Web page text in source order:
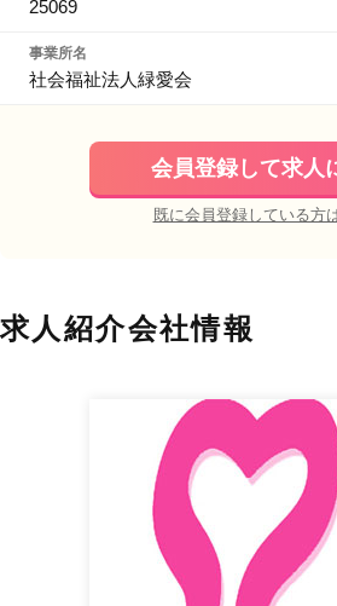
25069
事業所名
社会福祉法人緑愛会
会員登録して求人
既に会員登録している方
求人紹介会社情報